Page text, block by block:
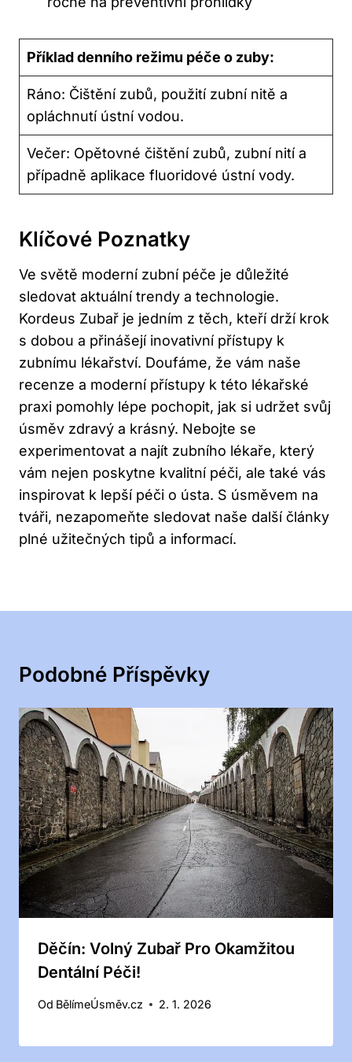
Příklad denního režimu péče o zuby:
Ráno: Čištění zubů, použití zubní nitě a
opláchnutí ústní vodou.
Večer: Opětovné čištění zubů, zubní nití a
případně aplikace fluoridové ústní vody.
Klíčové Poznatky
Ve světě moderní zubní péče je důležité
sledovat aktuální trendy a technologie.
Kordeus Zubař je jedním z těch, kteří drží krok
s dobou a přinášejí inovativní přístupy k
zubnímu lékařství. Doufáme, že vám naše
recenze a moderní přístupy k této lékařské
praxi pomohly lépe pochopit, jak si udržet svůj
úsměv zdravý a krásný. Nebojte se
experimentovat a najít zubního lékaře, který
vám nejen poskytne kvalitní péči, ale také vás
inspirovat k lepší péči o ústa. S úsměvem na
tváři, nezapomeňte sledovat naše další články
plné užitečných tipů a informací.
Podobné Příspěvky
Děčín: Volný Zubař Pro Okamžitou
Dentální Péči!
Od BělímeÚsměv.cz 2. 1. 2026